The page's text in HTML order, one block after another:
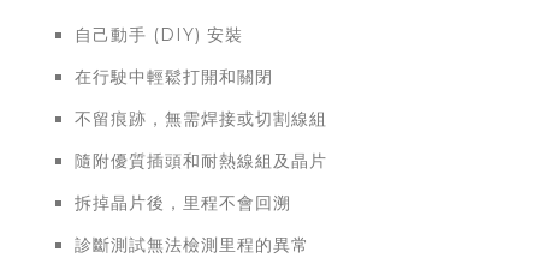
自己動手 (DIY) 安裝
在行駛中輕鬆打開和關閉
不留痕跡，無需焊接或切割線組
隨附優質插頭和耐熱線組及晶片
拆掉晶片後，里程不會回溯
診斷測試無法檢測里程的異常